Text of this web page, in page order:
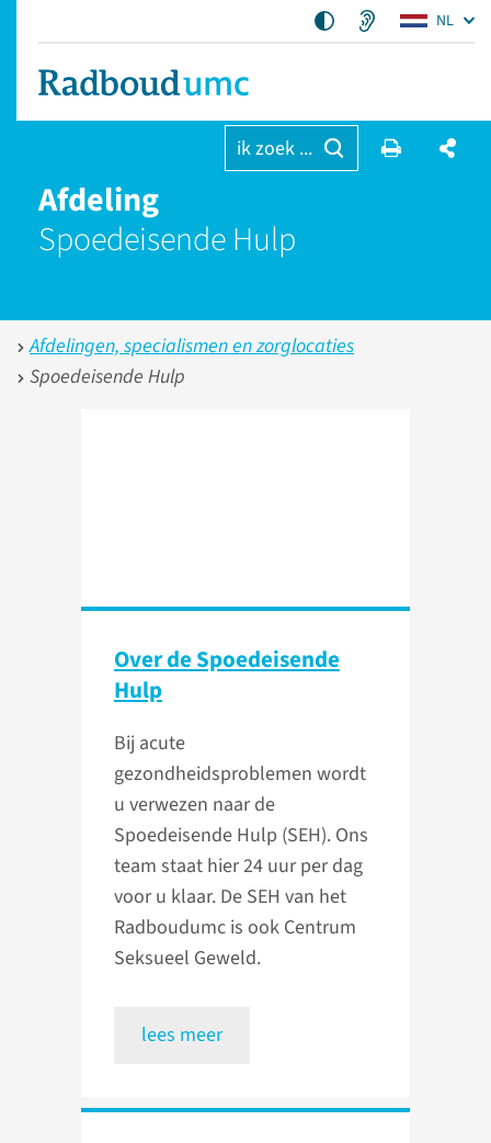
NL
ik zoek ...
Afdeling
Spoedeisende Hulp
Afdelingen, specialismen en zorglocaties
Spoedeisende Hulp
Over de Spoedeisende
Hulp
Bij acute
gezondheidsproblemen wordt
u verwezen naar de
Spoedeisende Hulp (SEH). Ons
team staat hier 24 uur per dag
voor u klaar. De SEH van het
Radboudumc is ook Centrum
Seksueel Geweld.
lees meer